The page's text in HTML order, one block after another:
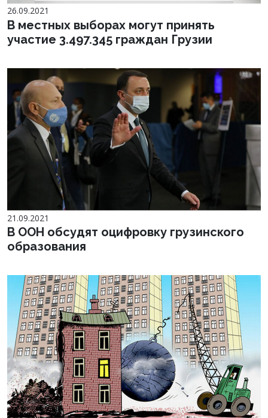
26.09.2021
В местных выборах могут принять
участие 3.497.345 граждан Грузии
21.09.2021
В ООН обсудят оцифровку грузинского
образования